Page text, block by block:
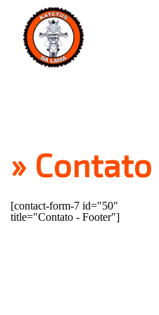
» Contato
[contact-form-7 id="50"
title="Contato - Footer"]